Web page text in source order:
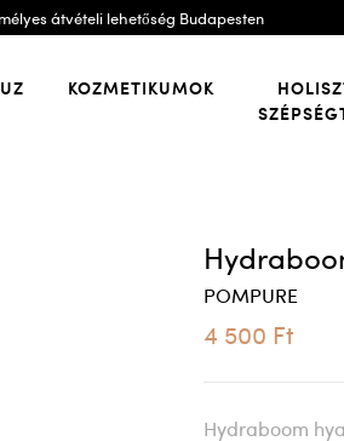
átvételi lehetőség Budapesten
KOZMETIKUMOK
POMPURE
4 500 Ft
Hydraboom